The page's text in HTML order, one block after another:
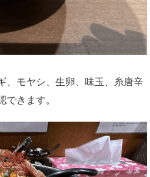
、モヤシ、生卵、味玉、糸唐辛
できます。